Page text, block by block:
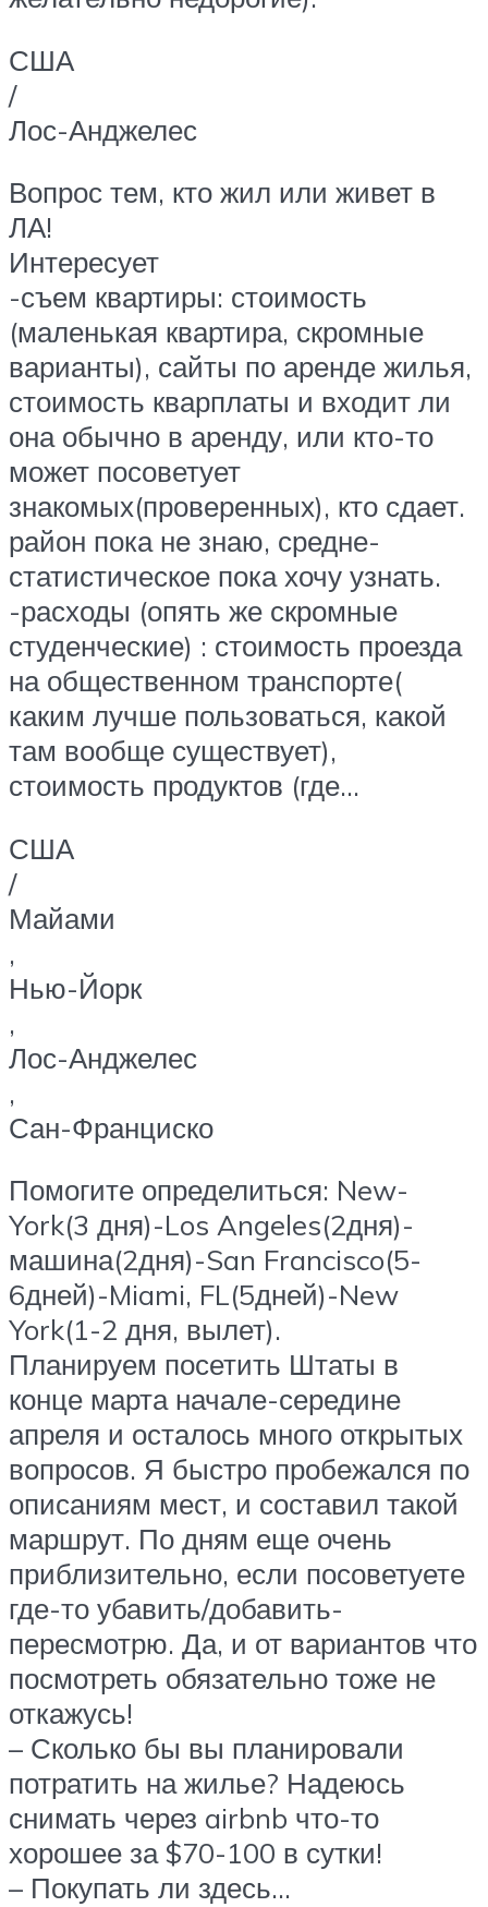
США
/
Лос-Анджелес
Вопрос тем, кто жил или живет в
ЛА!
Интересует
-съем квартиры: стоимость
(маленькая квартира, скромные
варианты), сайты по аренде жилья,
стоимость кварплаты и входит ли
она обычно в аренду, или кто-то
может посоветует
знакомых(проверенных), кто сдает.
район пока не знаю, средне-
статистическое пока хочу узнать.
-расходы (опять же скромные
студенческие) : стоимость проезда
на общественном транспорте(
каким лучше пользоваться, какой
там вообще существует),
стоимость продуктов (где…
США
/
Майами
,
Нью-Йорк
,
Лос-Анджелес
,
Сан-Франциско
Помогите определиться: New-
York(3 дня)-Los Angeles(2дня)-
машина(2дня)-San Francisco(5-
6дней)-Miami, FL(5дней)-New
York(1-2 дня, вылет).
Планируем посетить Штаты в
конце марта начале-середине
апреля и осталось много открытых
вопросов. Я быстро пробежался по
описаниям мест, и составил такой
маршрут. По дням еще очень
приблизительно, если посоветуете
где-то убавить/добавить-
пересмотрю. Да, и от вариантов что
посмотреть обязательно тоже не
откажусь!
– Сколько бы вы планировали
потратить на жилье? Надеюсь
снимать через airbnb что-то
хорошее за $70-100 в сутки!
– Покупать ли здесь…